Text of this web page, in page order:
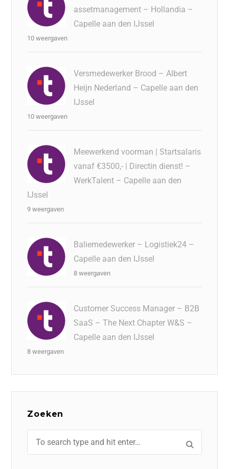
assetmanagement – Hollandia –
Capelle aan den IJssel
10 weergaven
Versmedewerker Brood – Albert
Heijn Nederland – Capelle aan den
IJssel
10 weergaven
Meewerkend voorman | Startsalaris
vanaf €3500,- | Directin dienst! –
WerkTalent – Capelle aan den
IJssel
9 weergaven
Baliemedewerker – Logistiek24 –
Capelle aan den IJssel
8 weergaven
Customer Success Manager – B2B
SaaS – The Next Chapter W&S –
Capelle aan den IJssel
8 weergaven
Zoeken